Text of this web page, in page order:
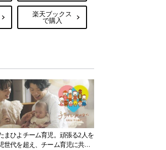
楽天ブックス
で購入
まひよチーム育児。頑張る2人を
世代を超え、チーム育児に共感